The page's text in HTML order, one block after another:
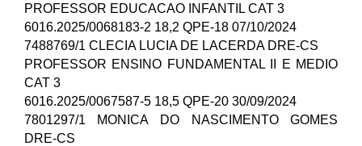
PROFESSOR EDUCACAO INFANTIL CAT 3
6016.2025/0068183-2 18,2 QPE-18 07/10/2024
7488769/1 CLECIA LUCIA DE LACERDA DRE-CS
PROFESSOR ENSINO FUNDAMENTAL II E MEDIO
CAT 3
6016.2025/0067587-5 18,5 QPE-20 30/09/2024
7801297/1 MONICA DO NASCIMENTO GOMES
DRE-CS